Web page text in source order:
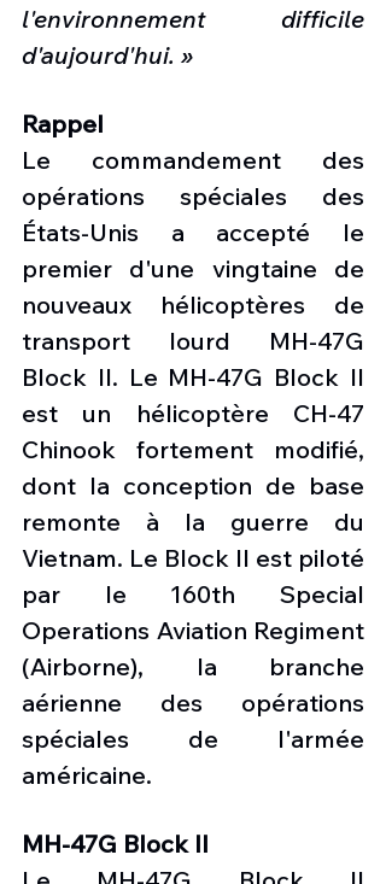
l'environnement difficile
d'aujourd'hui. »
Rappel
Le commandement des
opérations spéciales des
États-Unis a accepté le
premier d'une vingtaine de
nouveaux hélicoptères de
transport lourd MH-47G
Block II. Le MH-47G Block II
est un hélicoptère CH-47
Chinook fortement modifié,
dont la conception de base
remonte à la guerre du
Vietnam. Le Block II est piloté
par le 160th Special
Operations Aviation Regiment
(Airborne), la branche
aérienne des opérations
spéciales de l'armée
américaine.
MH-47G Block II